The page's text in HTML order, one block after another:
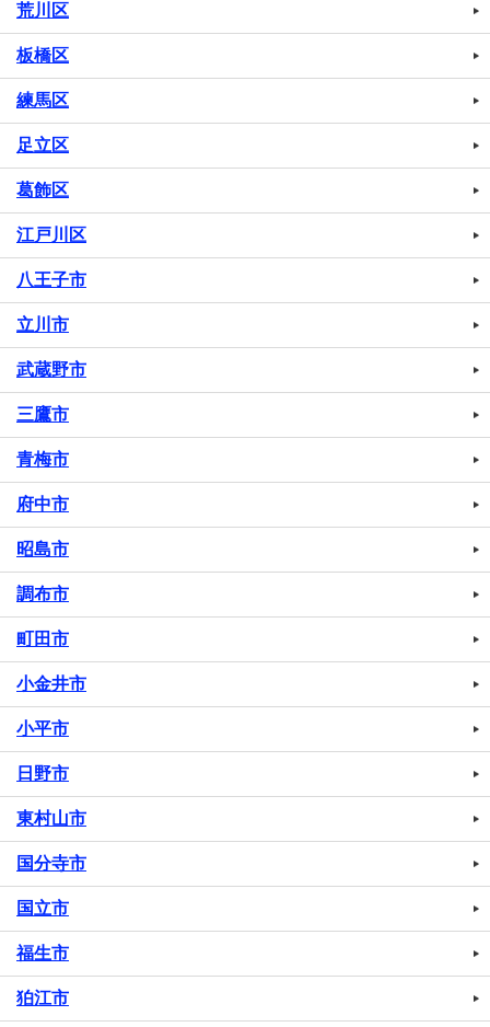
荒川区
板橋区
練馬区
足立区
葛飾区
江戸川区
八王子市
立川市
武蔵野市
三鷹市
青梅市
府中市
昭島市
調布市
町田市
小金井市
小平市
日野市
東村山市
国分寺市
国立市
福生市
狛江市